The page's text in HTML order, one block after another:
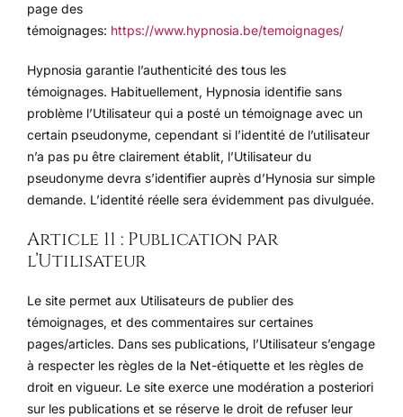
page des
témoignages: https://www.hypnosia.be/temoignages/
Hypnosia garantie l’authenticité des tous les
témoignages. Habituellement, Hypnosia identifie sans
problème l’Utilisateur qui a posté un témoignage avec un
certain pseudonyme, cependant si l’identité de l’utilisateur
n’a pas pu être clairement établit, l’Utilisateur du
pseudonyme devra s’identifier auprès d’Hynosia sur simple
demande. L’identité réelle sera évidemment pas divulguée.
Article 11 : Publication par
l’Utilisateur
Le site permet aux Utilisateurs de publier des
témoignages, et des commentaires sur certaines
pages/articles. Dans ses publications, l’Utilisateur s’engage
à respecter les règles de la Net-étiquette et les règles de
droit en vigueur. Le site exerce une modération a posteriori
sur les publications et se réserve le droit de refuser leur